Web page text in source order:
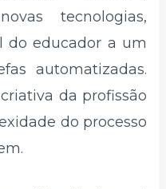
tecnologias,
do educador a um
automatizadas.
da profissão
do processo